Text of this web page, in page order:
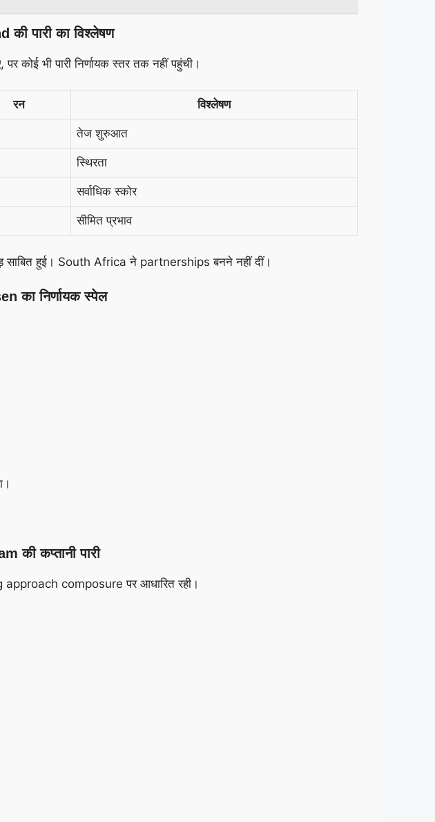
पारी का विश्लेषण
भी पारी निर्णायक स्तर तक नहीं पहुंची।
रन विश्लेषण
तेज शुरुआत
स्थिरता
सर्वाधिक स्कोर
सीमित प्रभाव
हुई। South Africa ने partnerships बनने नहीं दीं।
का निर्णायक स्पेल
कप्तानी पारी
composure पर आधारित रही।